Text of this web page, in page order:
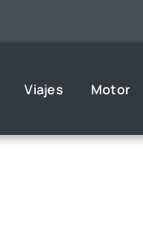
Viajes Motor